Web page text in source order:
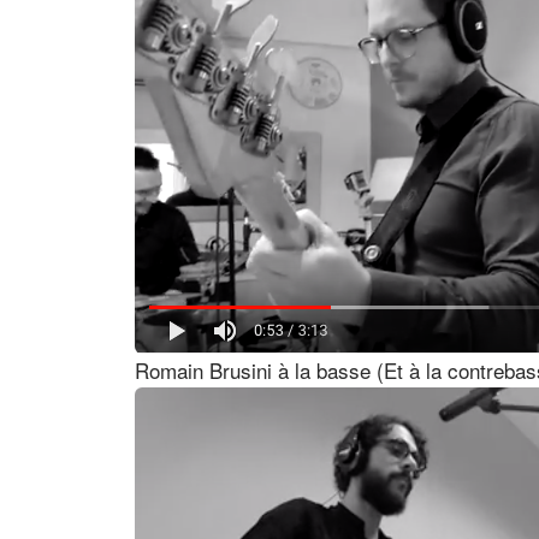
Romain Brusini à la basse (Et à la